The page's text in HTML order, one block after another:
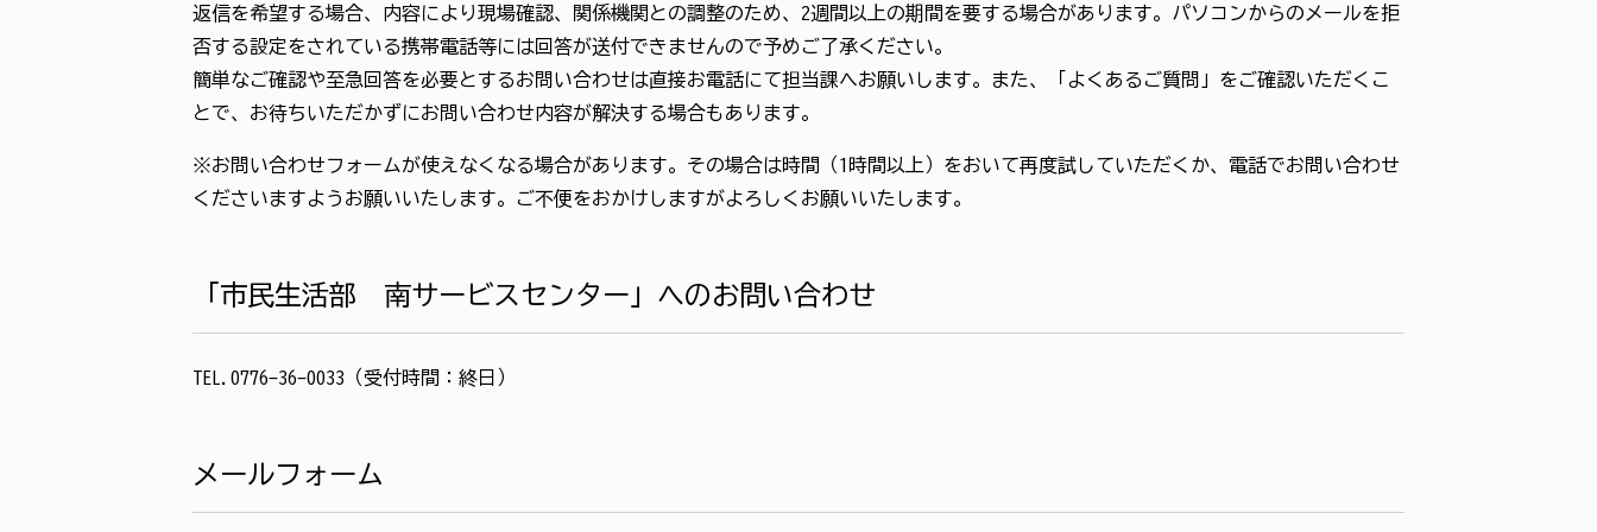
返信を希望する場合、内容により現場確認、関係機関との調整のため、2週間以上の期間を要する場合があります。パソコンからのメールを拒
否する設定をされている携帯電話等には回答が送付できませんので予めご了承ください。
簡単なご確認や至急回答を必要とするお問い合わせは直接お電話にて担当課へお願いします。また、「よくあるご質問」をご確認いただくこ
とで、お待ちいただかずにお問い合わせ内容が解決する場合もあります。
※お問い合わせフォームが使えなくなる場合があります。その場合は時間（1時間以上）をおいて再度試していただくか、電話でお問い合わせ
くださいますようお願いいたします。ご不便をおかけしますがよろしくお願いいたします。
「市民生活部 南サービスセンター」へのお問い合わせ
TEL.0776-36-0033（受付時間：終日）
メールフォーム